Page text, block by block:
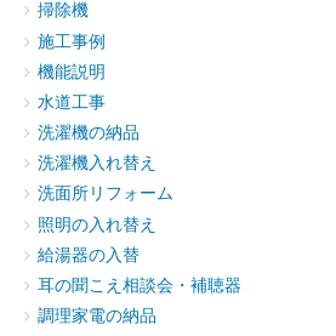
掃除機
施工事例
機能説明
水道工事
洗濯機の納品
洗濯機入れ替え
洗面所リフォーム
照明の入れ替え
給湯器の入替
耳の聞こえ相談会・補聴器
調理家電の納品